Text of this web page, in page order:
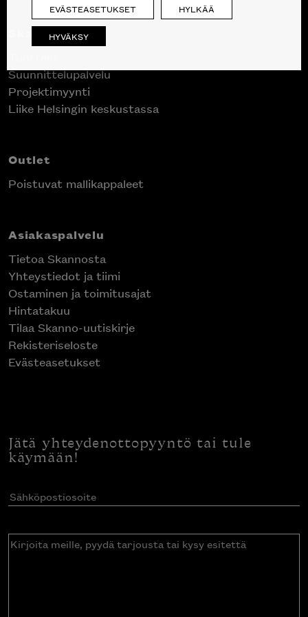
Skanno
Suunnittelupalvelu
Projektimyynti
Liike Helsingin keskustassa
Outlet
Poistuvat mallikappaleet
Asiakaspalvelu
Tietoa Skannosta
Yhteystiedot ja tiimi
Ostaminen ja toimitusajat
Hintatakuu
Tilaa Skanno-uutiskirje
Rekisteriseloste
Evästeasetukset
Jätä yhteydenottopyyntö tai tule
käymään!
Sähköpostiosoite(Pakollinen)
Kirjoita
EVÄSTEASETUKSET HYLKÄÄ
HYVÄKSY